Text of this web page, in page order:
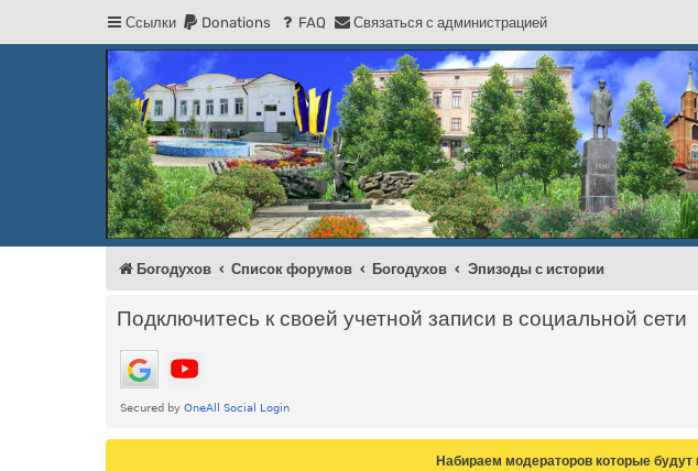
Ссылки Donations FAQ Связаться с администрацией
Регистрация
Форум Богодухова
Богодухов
Богодухов Список форумов Богодухов Эпизоды с истории
Подключитесь к своей учетной записи в социальной сети
Набираем модераторов которые